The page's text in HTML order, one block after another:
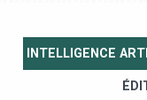
INTELLIGENCE